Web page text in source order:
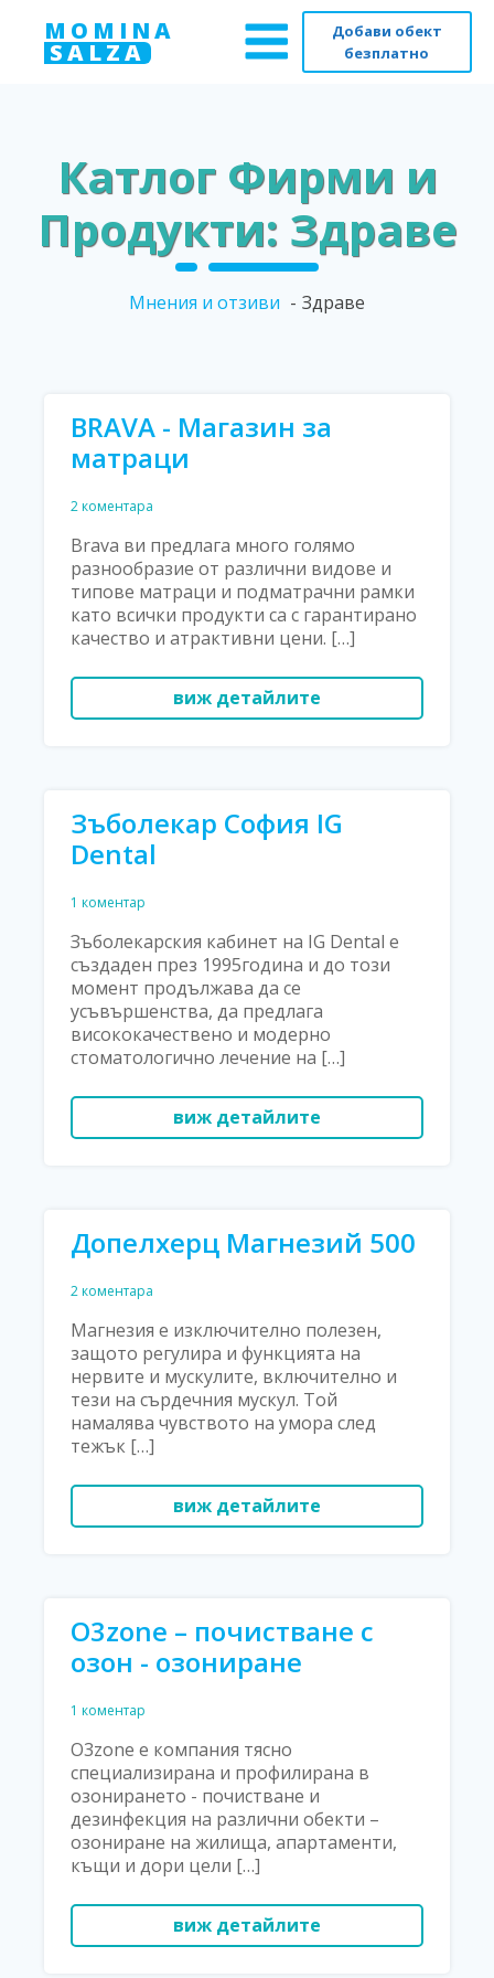
MOMINA
SALZA
Добави обект
безплатно
Катлог Фирми и
Продукти: Здраве
Мнения и отзиви Здраве
BRAVA - Магазин за
матраци
2 коментара
Brava ви предлага много голямо
разнообразие от различни видове и
типове матраци и подматрачни рамки
като всички продукти са с гарантирано
качество и атрактивни цени. […]
виж детайлите
Зъболекар София IG
Dental
1 коментар
Зъболекарския кабинет на IG Dental е
създаден през 1995година и до този
момент продължава да се
усъвършенства, да предлага
висококачествено и модерно
стоматологично лечение на […]
виж детайлите
Допелхерц Магнезий 500
2 коментара
Магнезия е изключително полезен,
защото регулира и функцията на
нервите и мускулите, включително и
тези на сърдечния мускул. Той
намалява чувството на умора след
тежък […]
виж детайлите
O3zone – почистване с
озон - озониране
1 коментар
O3zone е компания тясно
специализирана и профилирана в
озонирането - почистване и
дезинфекция на различни обекти –
озониране на жилища, апартаменти,
къщи и дори цели […]
виж детайлите